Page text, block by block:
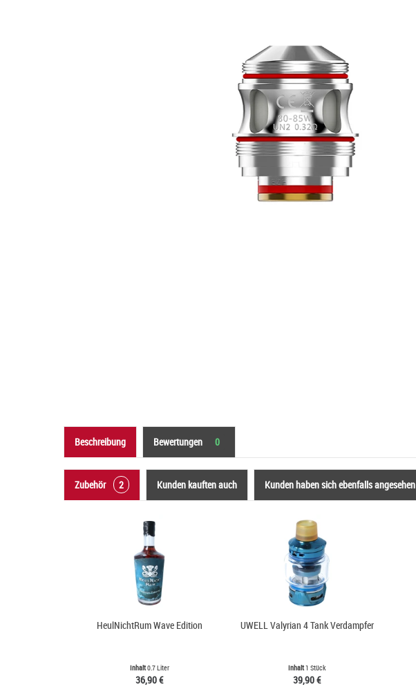
Beschreibung Bewertungen 0
Zubehör 2 Kunden kauften auch Kunden haben sich ebenfalls angesehen
HeulNichtRum Wave Edition
Inhalt0.7 Liter
36,90 €
UWELL Valyrian 4 Tank Verdampfer
Inhalt1 Stück
39,90 €